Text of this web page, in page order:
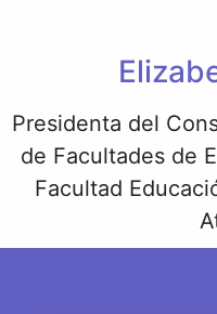
Presidenta del
de Facultades de
Facultad